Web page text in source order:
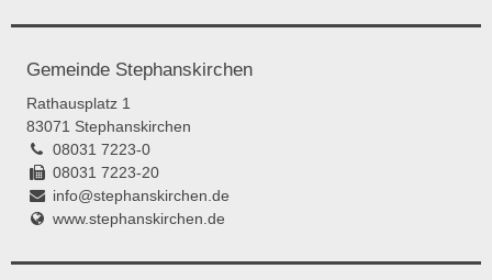
Gemeinde Stephanskirchen
Rathausplatz 1
83071 Stephanskirchen
08031 7223-0
08031 7223-20
info@stephanskirchen.de
www.stephanskirchen.de